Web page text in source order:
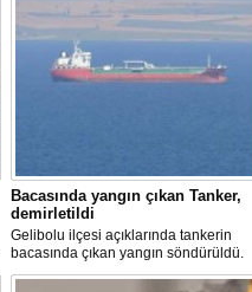
Bacasında yangın çıkan Tanker,
demirletildi
Gelibolu ilçesi açıklarında tankerin
bacasında çıkan yangın söndürüldü.
Tanker, ardından Şevketiye Demir